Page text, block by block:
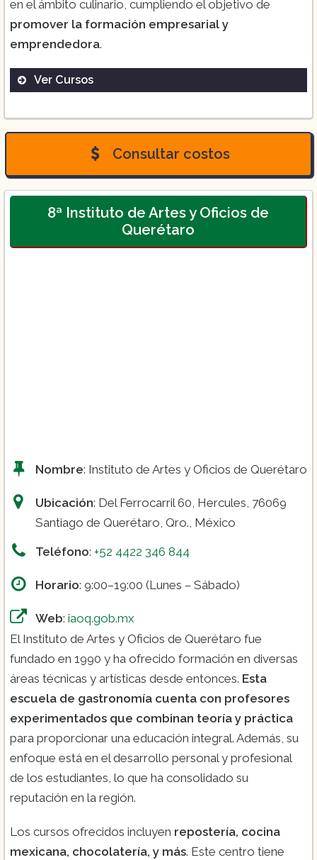
en el ámbito culinario, cumpliendo el objetivo de
promover la formación empresarial y
emprendedora.
Ver Cursos
Chef Profesional.
Consultar costos
8ª Instituto de Artes y Oficios de
Querétaro
Nombre: Instituto de Artes y Oficios de Querétaro
Ubicación: Del Ferrocarril 60, Hercules, 76069
Santiago de Querétaro, Qro., México
Teléfono: +52 4422 346 844
Horario: 9:00–19:00 (Lunes – Sábado)
Web: iaoq.gob.mx
El Instituto de Artes y Oficios de Querétaro fue
fundado en 1990 y ha ofrecido formación en diversas
áreas técnicas y artísticas desde entonces. Esta
escuela de gastronomía cuenta con profesores
experimentados que combinan teoría y práctica
para proporcionar una educación integral. Además, su
enfoque está en el desarrollo personal y profesional
de los estudiantes, lo que ha consolidado su
reputación en la región.
Los cursos ofrecidos incluyen repostería, cocina
mexicana, chocolatería, y más. Este centro tiene